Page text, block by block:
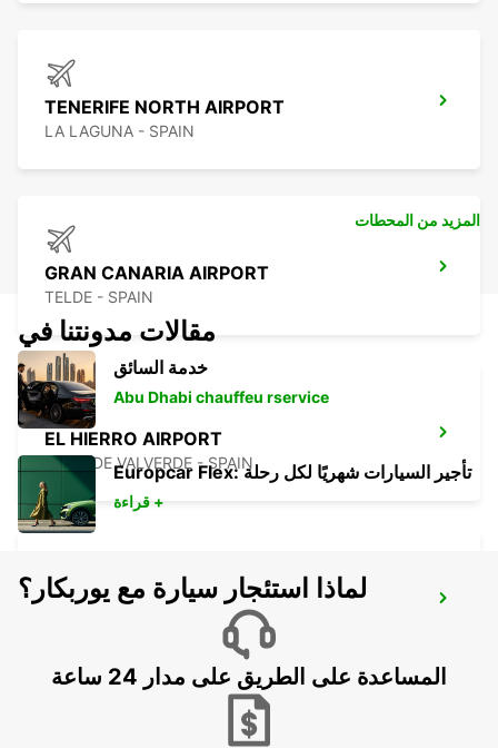
TENERIFE NORTH AIRPORT
LA LAGUNA - SPAIN
GRAN CANARIA AIRPORT
TELDE - SPAIN
EL HIERRO AIRPORT
VILLA DE VALVERDE - SPAIN
LA PALMA AIRPORT
VILLA DE MAZO - SPAIN
المزيد من المحطات
مقالات مدونتنا في
خدمة السائق
Abu Dhabi chauffeu rservice
Europcar Flex: تأجير السيارات شهريًا لكل رحلة
قراءة +
لماذا استئجار سيارة مع يوربكار؟
المساعدة على الطريق على مدار 24 ساعة